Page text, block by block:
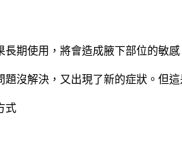
期使用，將會造成腋下部位的敏感
沒解決，又出現了新的症狀。但
式